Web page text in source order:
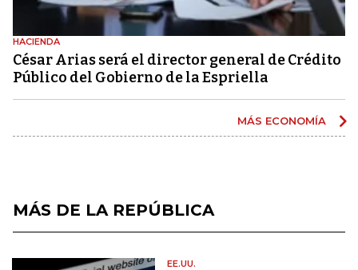
HACIENDA
César Arias será el director general de Crédito
Público del Gobierno de la Espriella
MÁS ECONOMÍA
MÁS DE LA REPÚBLICA
EE.UU.